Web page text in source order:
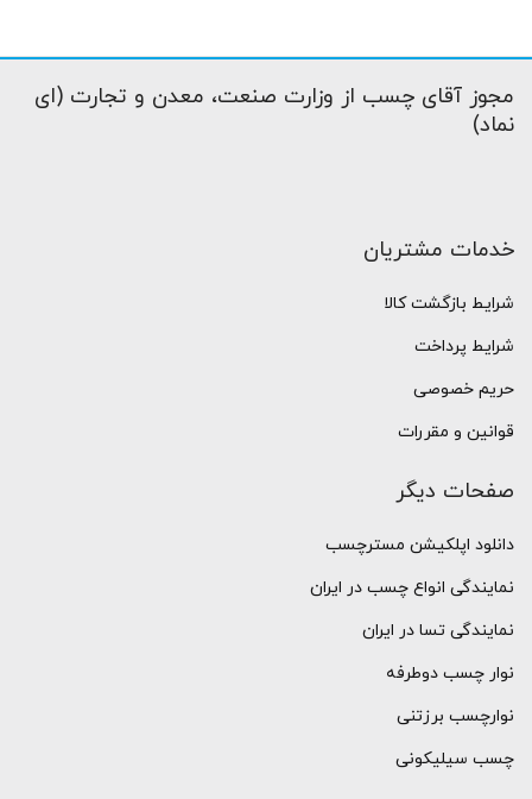
مجوز آقای چسب از وزارت صنعت، معدن و تجارت (ای
نماد)
خدمات مشتریان
شرایط بازگشت کالا
شرایط پرداخت
حریم خصوصی
قوانین و مقررات
صفحات دیگر
دانلود اپلکیشن مسترچسب
نمایندگی انواع چسب در ایران
نمایندگی تسا در ایران
نوار چسب دوطرفه
نوارچسب برزتنی
چسب سیلیکونی